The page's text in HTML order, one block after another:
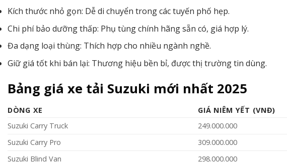
Kích thước nhỏ gọn: Dễ di chuyển trong các tuyến phố hẹp.
Chi phí bảo dưỡng thấp: Phụ tùng chính hãng sẵn có, giá hợp lý.
Đa dạng loại thùng: Thích hợp cho nhiều ngành nghề.
Giữ giá tốt khi bán lại: Thương hiệu bền bỉ, được thị trường tin dùng.
Bảng giá xe tải Suzuki mới nhất 2025
DÒNG XE GIÁ NIÊM YẾT (VNĐ)
Suzuki Carry Truck
249.000.000
Suzuki Carry Pro
309.000.000
Suzuki Blind Van
298.000.000